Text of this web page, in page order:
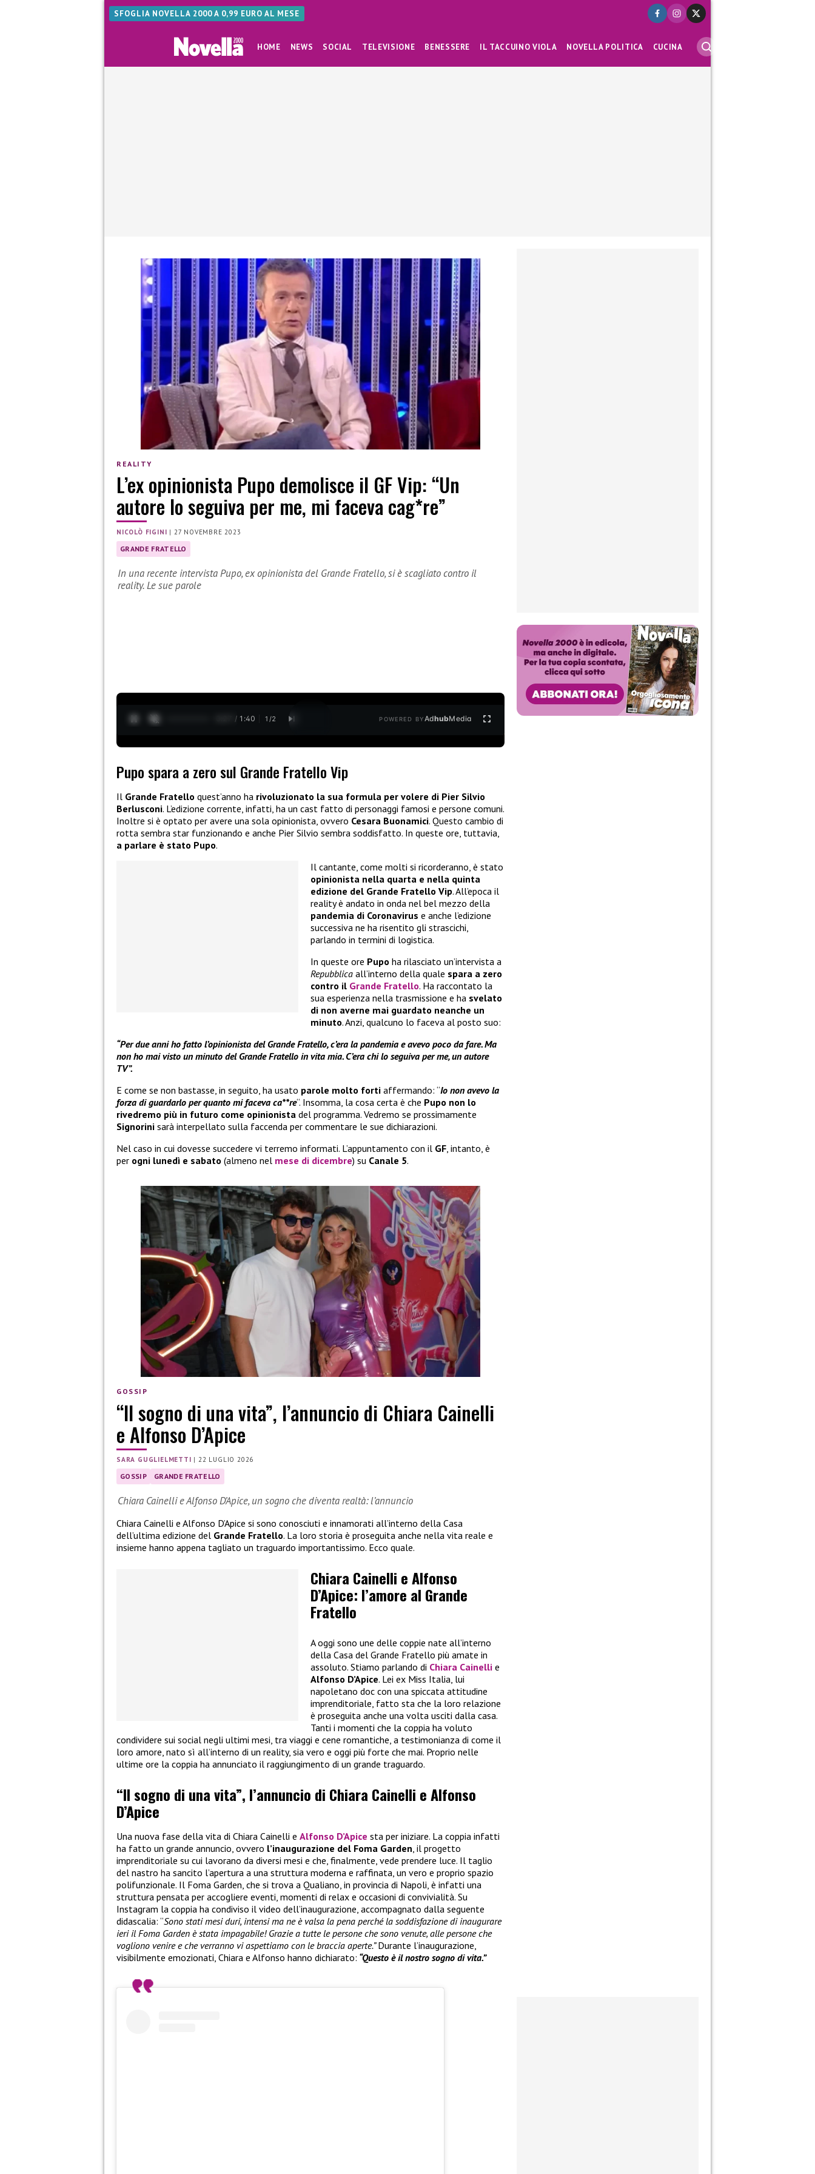
SFOGLIA NOVELLA 2000 A 0,99 EURO AL MESE
HOME NEWS SOCIAL TELEVISIONE BENESSERE IL TACCUINO VIOLA NOVELLA POLITICA CUCINA
REALITY
L’ex opinionista Pupo demolisce il GF Vip: “Un
autore lo seguiva per me, mi faceva cag*re”
NICOLÒ FIGINI | 27 NOVEMBRE 2023
GRANDE FRATELLO
In una recente intervista Pupo, ex opinionista del Grande Fratello, si è scagliato contro il
reality. Le sue parole
0:28 / 1:40 1 /2 POWERED BYAdhubMedia
Pupo spara a zero sul Grande Fratello Vip
Il Grande Fratello quest’anno ha rivoluzionato la sua formula per volere di Pier Silvio
Berlusconi. L’edizione corrente, infatti, ha un cast fatto di personaggi famosi e persone comuni.
Inoltre si è optato per avere una sola opinionista, ovvero Cesara Buonamici. Questo cambio di
rotta sembra star funzionando e anche Pier Silvio sembra soddisfatto. In queste ore, tuttavia,
a parlare è stato Pupo.
Il cantante, come molti si ricorderanno, è stato
opinionista nella quarta e nella quinta
edizione del Grande Fratello Vip. All’epoca il
reality è andato in onda nel bel mezzo della
pandemia di Coronavirus e anche l’edizione
successiva ne ha risentito gli strascichi,
parlando in termini di logistica.
In queste ore Pupo ha rilasciato un’intervista a
Repubblica all’interno della quale spara a zero
contro il Grande Fratello. Ha raccontato la
sua esperienza nella trasmissione e ha svelato
di non averne mai guardato neanche un
minuto. Anzi, qualcuno lo faceva al posto suo:
“Per due anni ho fatto l’opinionista del Grande Fratello, c’era la pandemia e avevo poco da fare. Ma
non ho mai visto un minuto del Grande Fratello in vita mia. C’era chi lo seguiva per me, un autore
TV”.
E come se non bastasse, in seguito, ha usato parole molto forti affermando: “Io non avevo la
forza di guardarlo per quanto mi faceva ca**re“. Insomma, la cosa certa è che Pupo non lo
rivedremo più in futuro come opinionista del programma. Vedremo se prossimamente
Signorini sarà interpellato sulla faccenda per commentare le sue dichiarazioni.
Nel caso in cui dovesse succedere vi terremo informati. L’appuntamento con il GF, intanto, è
per ogni lunedì e sabato (almeno nel mese di dicembre) su Canale 5.
GOSSIP
“Il sogno di una vita”, l’annuncio di Chiara Cainelli
e Alfonso D’Apice
SARA GUGLIELMETTI |22 LUGLIO 2026
GOSSIP GRANDE FRATELLO
Chiara Cainelli e Alfonso D’Apice, un sogno che diventa realtà: l’annuncio
Chiara Cainelli e Alfonso D’Apice si sono conosciuti e innamorati all’interno della Casa
dell’ultima edizione del Grande Fratello. La loro storia è proseguita anche nella vita reale e
insieme hanno appena tagliato un traguardo importantissimo. Ecco quale.
Chiara Cainelli e Alfonso
D’Apice: l’amore al Grande
Fratello
A oggi sono une delle coppie nate all’interno
della Casa del Grande Fratello più amate in
assoluto. Stiamo parlando di Chiara Cainelli e
Alfonso D’Apice. Lei ex Miss Italia, lui
napoletano doc con una spiccata attitudine
imprenditoriale, fatto sta che la loro relazione
è proseguita anche una volta usciti dalla casa.
Tanti i momenti che la coppia ha voluto
condividere sui social negli ultimi mesi, tra viaggi e cene romantiche, a testimonianza di come il
loro amore, nato sì all’interno di un reality, sia vero e oggi più forte che mai. Proprio nelle
ultime ore la coppia ha annunciato il raggiungimento di un grande traguardo.
“Il sogno di una vita”, l’annuncio di Chiara Cainelli e Alfonso
D’Apice
Una nuova fase della vita di Chiara Cainelli e Alfonso D’Apice sta per iniziare. La coppia infatti
ha fatto un grande annuncio, ovvero l’inaugurazione del Foma Garden, il progetto
imprenditoriale su cui lavorano da diversi mesi e che, finalmente, vede prendere luce. Il taglio
del nastro ha sancito l’apertura a una struttura moderna e raffinata, un vero e proprio spazio
polifunzionale. Il Foma Garden, che si trova a Qualiano, in provincia di Napoli, è infatti una
struttura pensata per accogliere eventi, momenti di relax e occasioni di convivialità. Su
Instagram la coppia ha condiviso il video dell’inaugurazione, accompagnato dalla seguente
didascalia: “Sono stati mesi duri, intensi ma ne è valsa la pena perché la soddisfazione di inaugurare
ieri il Foma Garden è stata impagabile! Grazie a tutte le persone che sono venute, alle persone che
vogliono venire e che verranno vi aspettiamo con le braccia aperte.”Durante l’inaugurazione,
visibilmente emozionati, Chiara e Alfonso hanno dichiarato: “Questo è il nostro sogno di vita.”